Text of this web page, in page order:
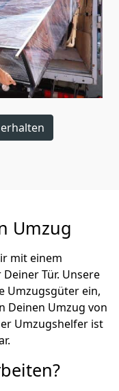
Umzug
mit einem
Tür. Unsere
Umzugsgüter ein,
Deinen Umzug von
Umzugshelfer ist